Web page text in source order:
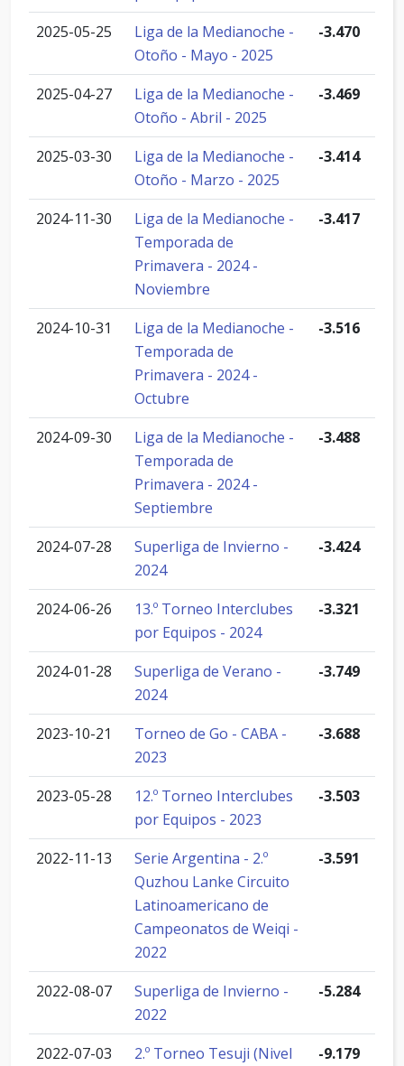
2025-05-25
Liga de la Medianoche -
Otoño - Mayo - 2025
-3.470
2025-04-27
Liga de la Medianoche -
Otoño - Abril - 2025
-3.469
2025-03-30
Liga de la Medianoche -
Otoño - Marzo - 2025
-3.414
2024-11-30
Liga de la Medianoche -
Temporada de
Primavera - 2024 -
Noviembre
-3.417
2024-10-31
Liga de la Medianoche -
Temporada de
Primavera - 2024 -
Octubre
-3.516
2024-09-30
Liga de la Medianoche -
Temporada de
Primavera - 2024 -
Septiembre
-3.488
2024-07-28
Superliga de Invierno -
2024
-3.424
2024-06-26
13.º Torneo Interclubes
por Equipos - 2024
-3.321
2024-01-28
Superliga de Verano -
2024
-3.749
2023-10-21
Torneo de Go - CABA -
2023
-3.688
2023-05-28
12.º Torneo Interclubes
por Equipos - 2023
-3.503
2022-11-13
Serie Argentina - 2.º
Quzhou Lanke Circuito
Latinoamericano de
Campeonatos de Weiqi -
2022
-3.591
2022-08-07
Superliga de Invierno -
2022
-5.284
2022-07-03
2.º Torneo Tesuji (Nivel
-9.179